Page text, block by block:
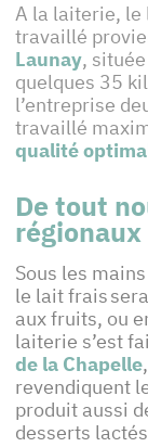
A la laiterie, le
travaillé
Launay,
quelques 35
l’entreprise
travaillé
qualité
De tout
régionaux
Sous les
le lait frais
aux fruits, ou
laiterie s’est
de la Chapelle
revendiquent
produit aussi
desserts